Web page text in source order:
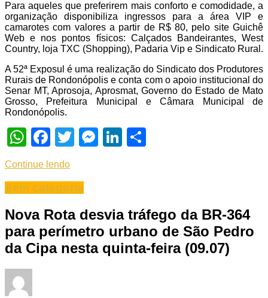
Para aqueles que preferirem mais conforto e comodidade, a
organização disponibiliza ingressos para a área VIP e
camarotes com valores a partir de R$ 80, pelo site Guichê
Web e nos pontos físicos: Calçados Bandeirantes, West
Country, loja TXC (Shopping), Padaria Vip e Sindicato Rural.
A 52ª Exposul é uma realização do Sindicato dos Produtores
Rurais de Rondonópolis e conta com o apoio institucional do
Senar MT, Aprosoja, Aprosmat, Governo do Estado de Mato
Grosso, Prefeitura Municipal e Câmara Municipal de
Rondonópolis.
WhatsApp
Facebook
TwitterMessenger
LinkedIn
Continue lendo
Sem categoria
Nova Rota desvia tráfego da BR-364
para perímetro urbano de São Pedro
da Cipa nesta quinta-feira (09.07)